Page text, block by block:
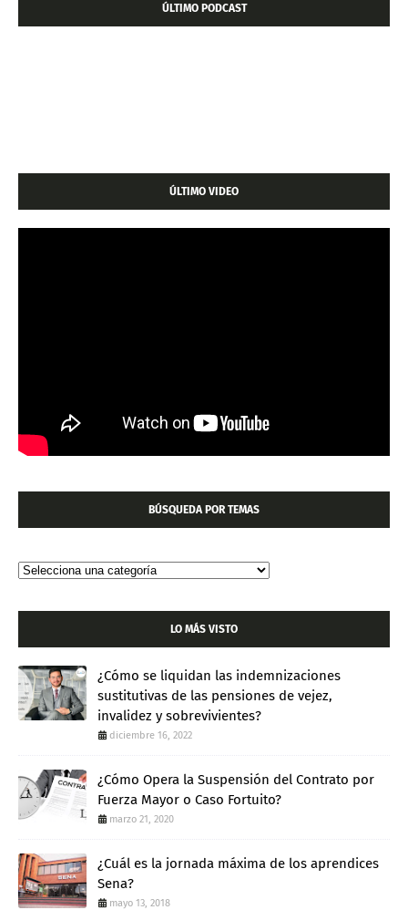
ÚLTIMO PODCAST
ÚLTIMO VIDEO
BÚSQUEDA POR TEMAS
LO MÁS VISTO
¿Cómo se liquidan las indemnizaciones
sustitutivas de las pensiones de vejez,
invalidez y sobrevivientes?
diciembre 16, 2022
¿Cómo Opera la Suspensión del Contrato por
Fuerza Mayor o Caso Fortuito?
marzo 21, 2020
¿Cuál es la jornada máxima de los aprendices
Sena?
mayo 13, 2018